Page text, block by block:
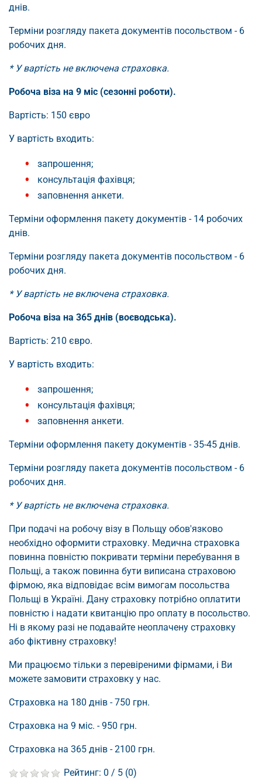
днів.
Терміни розгляду пакета документів посольством - 6
робочих дня.
* У вартість не включена страховка.
Робоча віза на 9 міс (сезонні роботи).
Вартість: 150 євро
У вартість входить:
запрошення;
консультація фахівця;
заповнення анкети.
Терміни оформлення пакету документів - 14 робочих
днів.
Терміни розгляду пакета документів посольством - 6
робочих дня.
* У вартість не включена страховка.
Робоча віза на 365 днів (воєводська).
Вартість: 210 євро.
У вартість входить:
запрошення;
консультація фахівця;
заповнення анкети.
Терміни оформлення пакету документів - 35-45 днів.
Терміни розгляду пакета документів посольством - 6
робочих дня.
* У вартість не включена страховка.
При подачі на робочу візу в Польщу обов'язково
необхідно оформити страховку. Медична страховка
повинна повністю покривати терміни перебування в
Польщі, а також повинна бути виписана страховою
фірмою, яка відповідає всім вимогам посольства
Польщі в Україні. Дану страховку потрібно оплатити
повністю і надати квитанцію про оплату в посольство.
Ні в якому разі не подавайте неоплачену страховку
або фіктивну страховку!
Ми працюємо тільки з перевіреними фірмами, і Ви
можете замовити страховку у нас.
Страховка на 180 днів - 750 грн.
Страховка на 9 міс. - 950 грн.
Страховка на 365 днів - 2100 грн.
Рейтинг: 0 / 5 (0)